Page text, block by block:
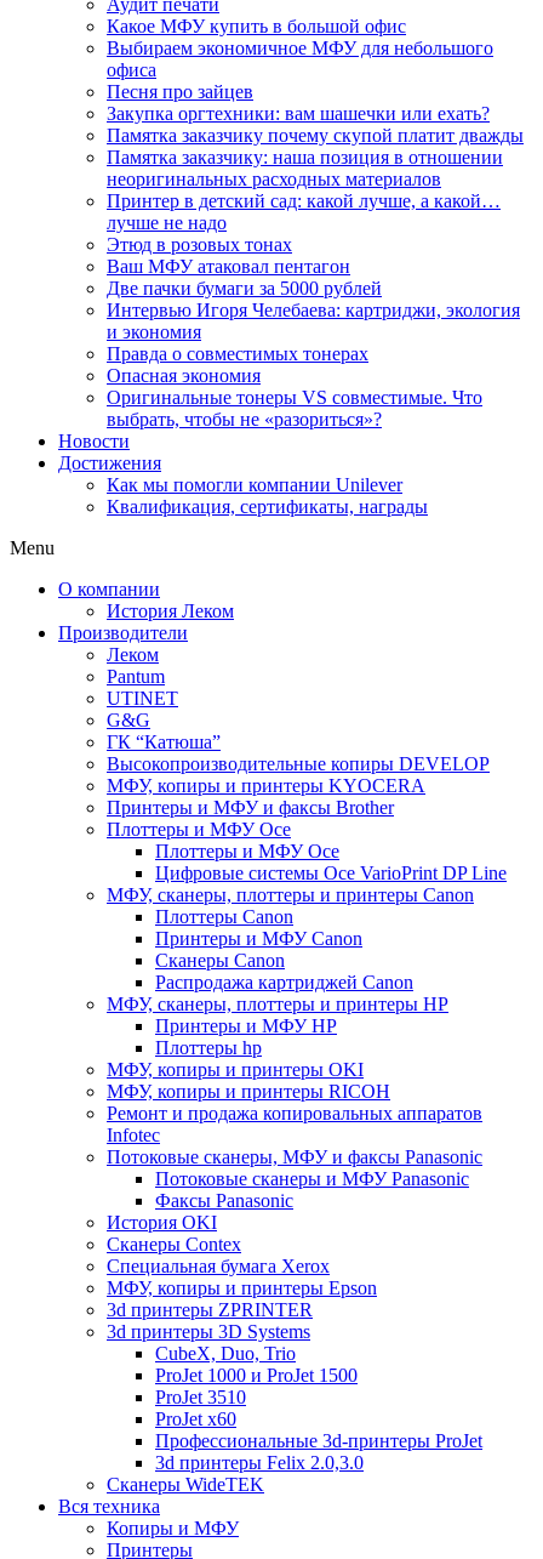
Аудит печати
Какое МФУ купить в большой офис
Выбираем экономичное МФУ для небольшого
офиса
Песня про зайцев
Закупка оргтехники: вам шашечки или ехать?
Памятка заказчику почему скупой платит дважды
Памятка заказчику: наша позиция в отношении
неоригинальных расходных материалов
Принтер в детский сад: какой лучше, а какой…
лучше не надо
Этюд в розовых тонах
Ваш МФУ атаковал пентагон
Две пачки бумаги за 5000 рублей
Интервью Игоря Челебаева: картриджи, экология
и экономия
Правда о совместимых тонерах
Опасная экономия
Оригинальные тонеры VS совместимые. Что
выбрать, чтобы не «разориться»?
Новости
Достижения
Как мы помогли компании Unilever
Квалификация, сертификаты, награды
Menu
О компании
История Леком
Производители
Леком
Pantum
UTINET
G&G
ГК “Катюша”
Высокопроизводительные копиры DEVELOP
МФУ, копиры и принтеры KYOCERA
Принтеры и МФУ и факсы Brother
Плоттеры и МФУ Oce
Плоттеры и МФУ Oce
Цифровые системы Oce VarioPrint DP Line
МФУ, сканеры, плоттеры и принтеры Canon
Плоттеры Canon
Принтеры и МФУ Canon
Сканеры Canon
Распродажа картриджей Canon
МФУ, сканеры, плоттеры и принтеры HP
Принтеры и МФУ HP
Плоттеры hp
МФУ, копиры и принтеры OKI
МФУ, копиры и принтеры RICOH
Ремонт и продажа копировальных аппаратов
Infotec
Потоковые сканеры, МФУ и факсы Panasonic
Потоковые сканеры и МФУ Panasonic
Факсы Panasonic
История OKI
Сканеры Contex
Специальная бумага Xerox
МФУ, копиры и принтеры Epson
3d принтеры ZPRINTER
3d принтеры 3D Systems
CubeX, Duo, Trio
ProJet 1000 и ProJet 1500
ProJet 3510
ProJet x60
Профессиональные 3d-принтеры ProJet
3d принтеры Felix 2.0,3.0
Сканеры WideTEK
Вся техника
Копиры и МФУ
Принтеры